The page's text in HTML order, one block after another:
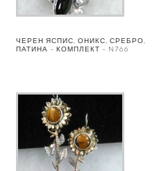
ЧЕРЕН ЯСПИС, ОНИКС, СРЕБРО,
ПАТИНА – КОМПЛЕКТ – N766